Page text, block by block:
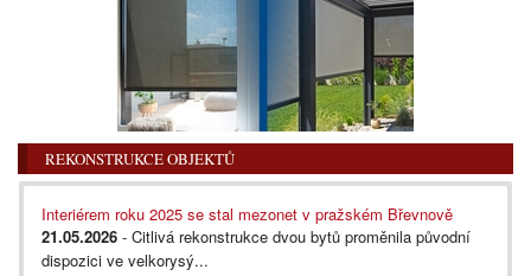
REKONSTRUKCE OBJEKTŮ
Interiérem roku 2025 se stal mezonet v pražském Břevnově
21.05.2026 - Citlivá rekonstrukce dvou bytů proměnila původní
dispozici ve velkorysý...